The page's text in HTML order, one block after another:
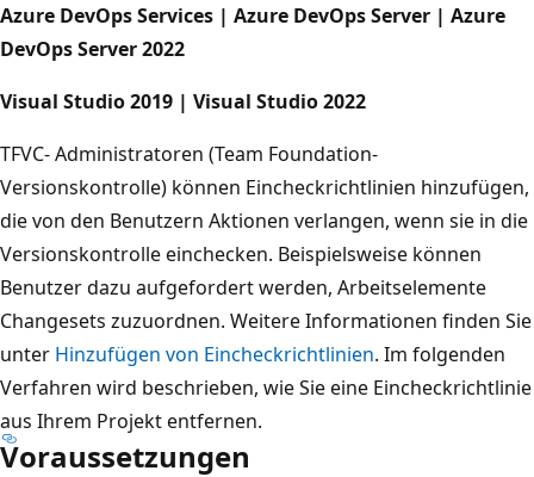
Azure DevOps Services | Azure DevOps Server | Azure
DevOps Server 2022
Visual Studio 2019 | Visual Studio 2022
TFVC- Administratoren (Team Foundation-
Versionskontrolle) können Eincheckrichtlinien hinzufügen,
die von den Benutzern Aktionen verlangen, wenn sie in die
Versionskontrolle einchecken. Beispielsweise können
Benutzer dazu aufgefordert werden, Arbeitselemente
Changesets zuzuordnen. Weitere Informationen finden Sie
unter Hinzufügen von Eincheckrichtlinien. Im folgenden
Verfahren wird beschrieben, wie Sie eine Eincheckrichtlinie
aus Ihrem Projekt entfernen.
Voraussetzungen